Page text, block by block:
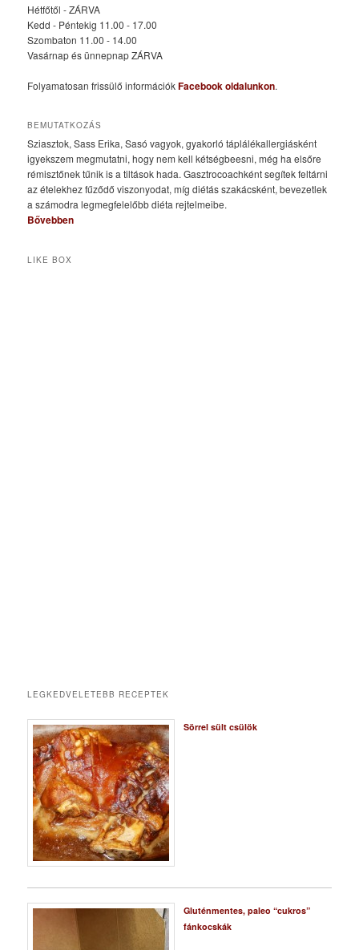
Hétfőtől - ZÁRVA
Kedd - Péntekig 11.00 - 17.00
Szombaton 11.00 - 14.00
Vasárnap és ünnepnap ZÁRVA
Folyamatosan frissülő információkFacebook oldalunkon.
BEMUTATKOZÁS
Sziasztok, Sass Erika, Sasó vagyok, gyakorló táplálékallergiásként
igyekszem megmutatni, hogy nem kell kétségbeesni, még ha elsőre
rémisztőnek tűnik is a tiltások hada. Gasztrocoachként segítek feltárni
az ételekhez fűződő viszonyodat, míg diétás szakácsként, bevezetlek
a számodra legmegfelelőbb diéta rejtelmeibe.
Bővebben
LIKE BOX
LEGKEDVELETEBB RECEPTEK
Sörrel sült csülök
Gluténmentes, paleo “cukros”
fánkocskák